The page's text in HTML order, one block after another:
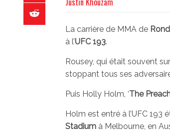
La carrière de MMA de
à l’UFC 193.
Rousey, qui était souvent
stoppant tous ses
Puis Holly Holm, ‘The
Holm est entré à l’UFC
Stadium à Melbourne, en